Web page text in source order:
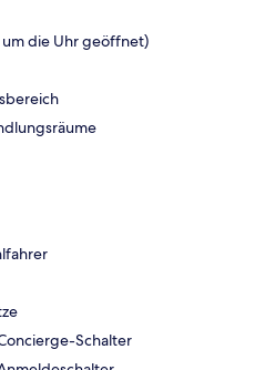
die Uhr geöffnet)
Schalter